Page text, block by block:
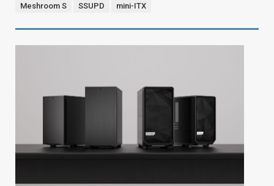
Meshroom S SSUPD mini-ITX